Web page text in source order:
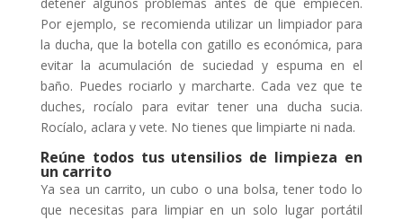
Por ejemplo, se recomienda utilizar un limpiador para
la ducha, que la botella con gatillo es económica, para
evitar la acumulación de suciedad y espuma en el
baño. Puedes rociarlo y marcharte. Cada vez que te
duches, rocíalo para evitar tener una ducha sucia.
Rocíalo, aclara y vete. No tienes que limpiarte ni nada.
Reúne todos tus utensilios de limpieza en
un carrito
Ya sea un carrito, un cubo o una bolsa, tener todo lo
que necesitas para limpiar en un solo lugar portátil